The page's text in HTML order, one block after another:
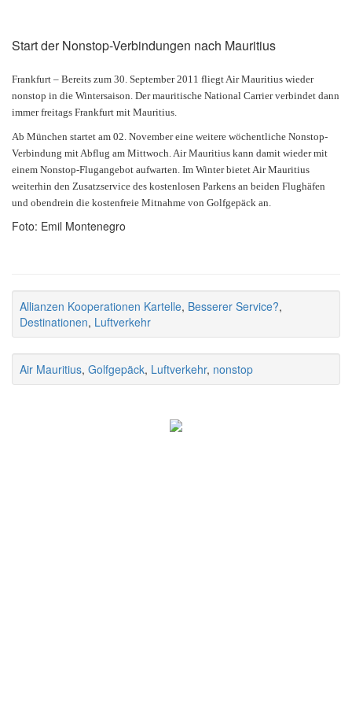
Start der Nonstop-Verbindungen nach Mauritius
Frankfurt – Bereits zum 30. September 2011 fliegt Air Mauritius wieder
nonstop in die Wintersaison. Der mauritische National Carrier verbindet dann
immer freitags Frankfurt mit Mauritius.
Ab München startet am 02. November eine weitere wöchentliche Nonstop-
Verbindung mit Abflug am Mittwoch. Air Mauritius kann damit wieder mit
einem Nonstop-Flugangebot aufwarten. Im Winter bietet Air Mauritius
weiterhin den Zusatzservice des kostenlosen Parkens an beiden Flughäfen
und obendrein die kostenfreie Mitnahme von Golfgepäck an.
Foto: Emil Montenegro
Allianzen Kooperationen Kartelle, Besserer Service?,
Destinationen, Luftverkehr
Air Mauritius, Golfgepäck, Luftverkehr, nonstop